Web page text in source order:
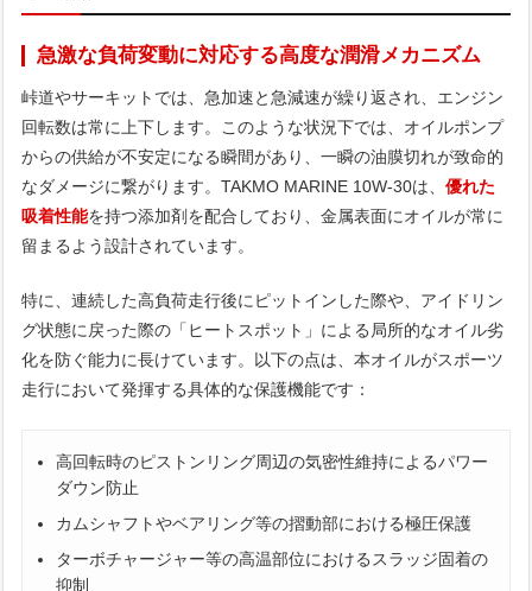
急激な負荷変動に対応する高度な潤滑メカニズム
峠道やサーキットでは、急加速と急減速が繰り返され、エンジン
回転数は常に上下します。このような状況下では、オイルポンプ
からの供給が不安定になる瞬間があり、一瞬の油膜切れが致命的
なダメージに繋がります。TAKMO MARINE 10W-30は、 優れた
吸着性能を持つ添加剤を配合しており、金属表面にオイルが常に
留まるよう設計されています。
特に、連続した高負荷走行後にピットインした際や、アイドリン
グ状態に戻った際の「ヒートスポット」による局所的なオイル劣
化を防ぐ能力に長けています。以下の点は、本オイルがスポーツ
走行において発揮する具体的な保護機能です：
高回転時のピストンリング周辺の気密性維持によるパワー
ダウン防止
カムシャフトやベアリング等の摺動部における極圧保護
ターボチャージャー等の高温部位におけるスラッジ固着の
抑制